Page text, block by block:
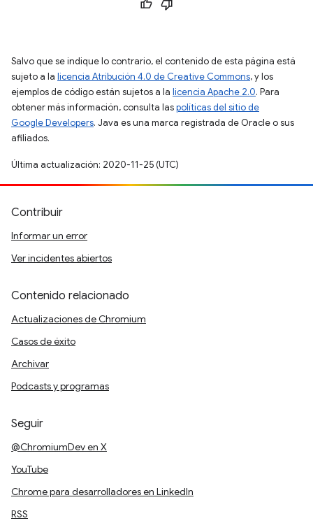
Salvo que se indique lo contrario, el contenido de esta página está
sujeto a la licencia Atribución 4.0 de Creative Commons, y los
ejemplos de código están sujetos a la licencia Apache 2.0. Para
obtener más información, consulta laspolíticas del sitio de
Google Developers. Java es una marca registrada de Oracle o sus
afiliados.
Última actualización: 2020-11-25 (UTC)
Contribuir
Informar un error
Ver incidentes abiertos
Contenido relacionado
Actualizaciones de Chromium
Casos de éxito
Archivar
Podcasts y programas
Seguir
@ChromiumDev en X
YouTube
Chrome para desarrolladores en LinkedIn
RSS